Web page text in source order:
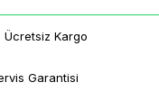
Ücretsiz Kargo
Garantisi